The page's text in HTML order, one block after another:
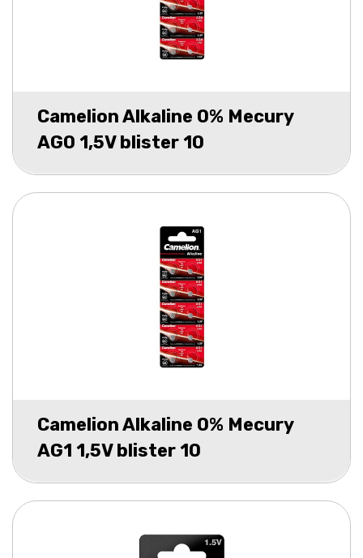
Camelion Alkaline 0% Mecury
AG0 1,5V blister 10
Camelion Alkaline 0% Mecury
AG1 1,5V blister 10